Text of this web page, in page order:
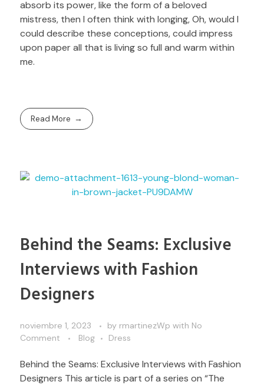
absorb its power, like the form of a beloved
mistress, then I often think with longing, Oh, would I
could describe these conceptions, could impress
upon paper all that is living so full and warm within
me.
Read More
Behind the Seams: Exclusive
Interviews with Fashion
Designers
noviembre 1, 2023 by rmartinezWp with No
Comment
Blog Dress
Behind the Seams: Exclusive Interviews with Fashion
Designers This article is part of a series on “The